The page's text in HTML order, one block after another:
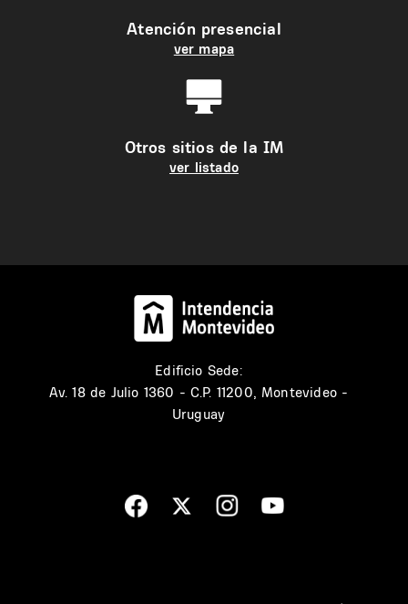
Atención presencial
ver mapa
Otros sitios de la IM
ver listado
Edificio Sede:
Av. 18 de Julio 1360 - C.P. 11200, Montevideo -
Uruguay